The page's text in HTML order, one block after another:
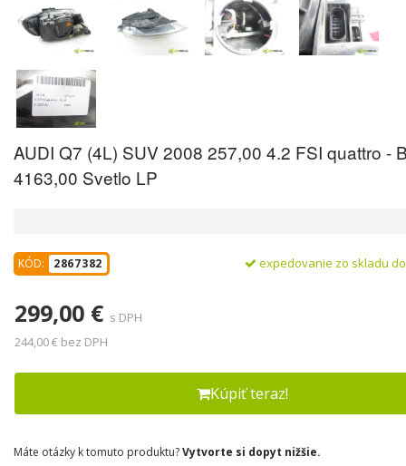
AUDI Q7 (4L) SUV 2008 257,00 4.2 FSI quattro -
4163,00 Svetlo LP
KÓD: 2867382 expedovanie zo skladu
299,00 € s DPH
244,00 € bez DPH
Kúpiť teraz!
Máte otázky k tomuto produktu?Vytvorte si dopyt nižšie.